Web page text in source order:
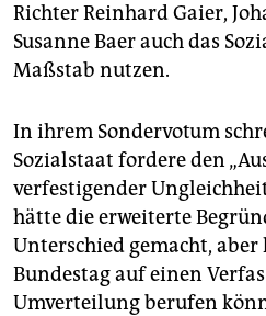
Richter Reinhard Gaier,
Susanne Baer auch das
Maßstab nutzen.
In ihrem Sondervotum
Sozialstaat fordere den
verfestigender
hätte die erweiterte
Unterschied gemacht,
Bundestag auf einen
Umverteilung berufen